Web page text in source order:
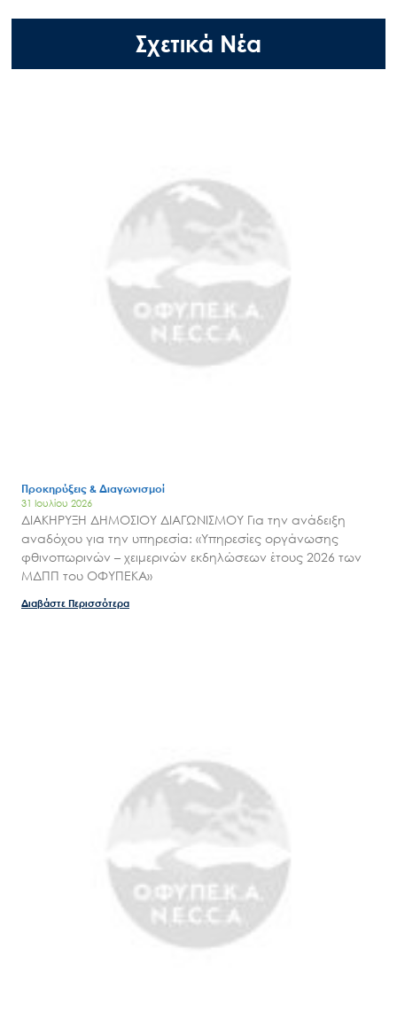
Ο.ΦΥ.ΠΕ.Κ.Α.
Νέα – Δημοσιότητα
Άξονες δράσης
Σχετικά Νέα
Προκηρύξεις & Διαγωνισμοί
31 Ιουλίου 2026
ΔΙΑΚΗΡΥΞΗ ΔΗΜΟΣΙΟΥ ΔΙΑΓΩΝΙΣΜΟΥ Για την ανάδειξη
αναδόχου για την υπηρεσία: «Υπηρεσίες οργάνωσης
φθινοπωρινών – χειμερινών εκδηλώσεων έτους 2026 των
ΜΔΠΠ του ΟΦΥΠΕΚΑ»
Διαβάστε Περισσότερα